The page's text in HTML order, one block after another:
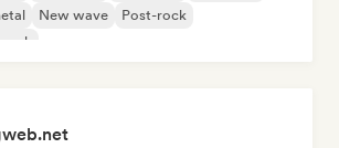
New wave
Post-rock